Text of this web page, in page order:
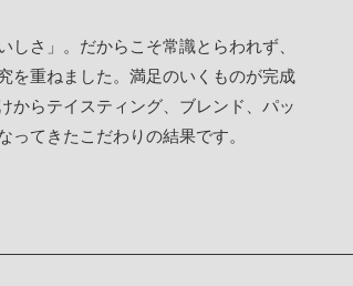
さ」。だからこそ常識とらわれず、
を重ねました。満足のいくものが完成
からテイスティング、ブレンド、パッ
てきたこだわりの結果です。